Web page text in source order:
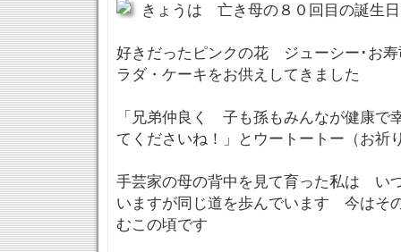
きょうは 亡き母の８０回目の誕生
好きだったピンクの花 ジューシー･お
ラダ・ケーキをお供えしてきました
「兄弟仲良く 子も孫もみんなが健康で
てくださいね！」とウートートー（お祈
手芸家の母の背中を見て育った私は い
いますが同じ道を歩んでいます 今はそ
むこの頃です